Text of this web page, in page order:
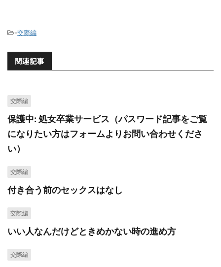
-交際編
関連記事
交際編
保護中: 処女卒業サービス（パスワード記事をご覧
になりたい方はフォームよりお問い合わせくださ
い）
交際編
付き合う前のセックスはなし
交際編
いい人なんだけどときめかない時の進め方
交際編